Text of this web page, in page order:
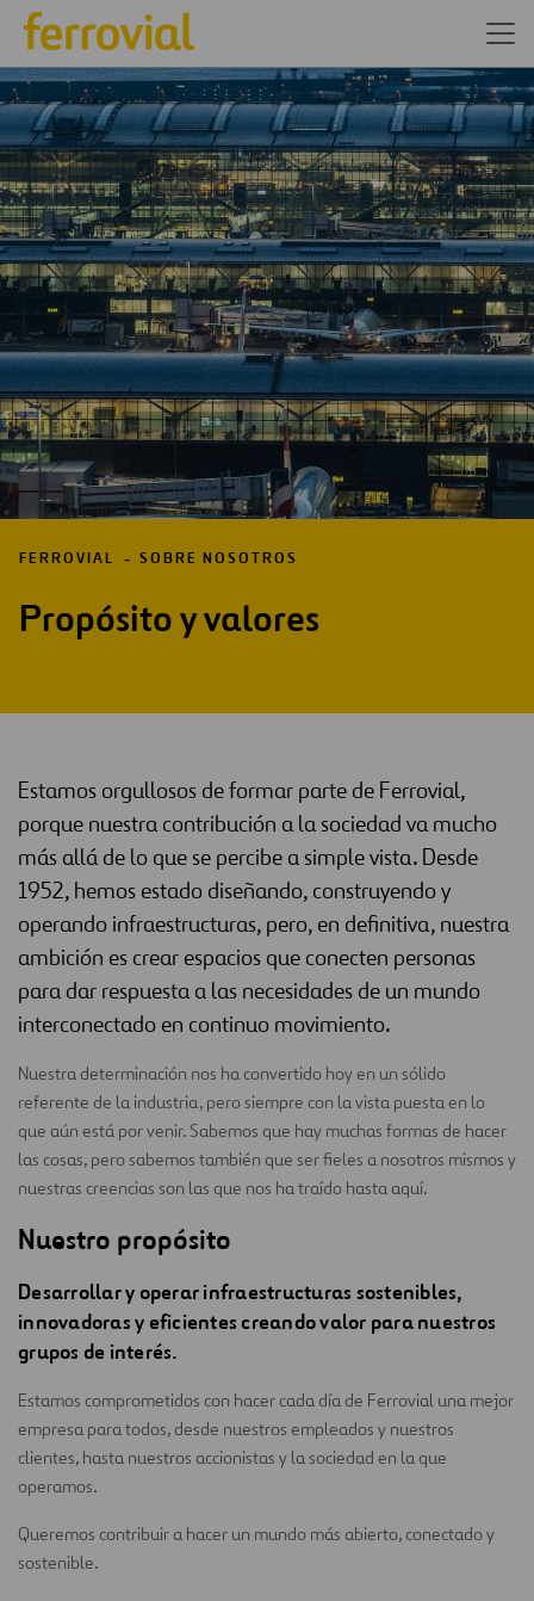
FERROVIAL SOBRE NOSOTROS
Propósito y valores
Estamos orgullosos de formar parte de Ferrovial,
porque nuestra contribución a la sociedad va mucho
más allá de lo que se percibe a simple vista. Desde
1952, hemos estado diseñando, construyendo y
operando infraestructuras, pero, en definitiva, nuestra
ambición es crear espacios que conecten personas
para dar respuesta a las necesidades de un mundo
interconectado en continuo movimiento.
Nuestra determinación nos ha convertido hoy en un sólido
referente de la industria, pero siempre con la vista puesta en lo
que aún está por venir. Sabemos que hay muchas formas de hacer
las cosas, pero sabemos también que ser fieles a nosotros mismos y
nuestras creencias son las que nos ha traído hasta aquí.
Nuestro propósito
Desarrollar y operar infraestructuras sostenibles,
innovadoras y eficientes creando valor para nuestros
grupos de interés.
Estamos comprometidos con hacer cada día de Ferrovial una mejor
empresa para todos, desde nuestros empleados y nuestros
clientes, hasta nuestros accionistas y la sociedad en la que
operamos.
Queremos contribuir a hacer un mundo más abierto, conectado y
sostenible.